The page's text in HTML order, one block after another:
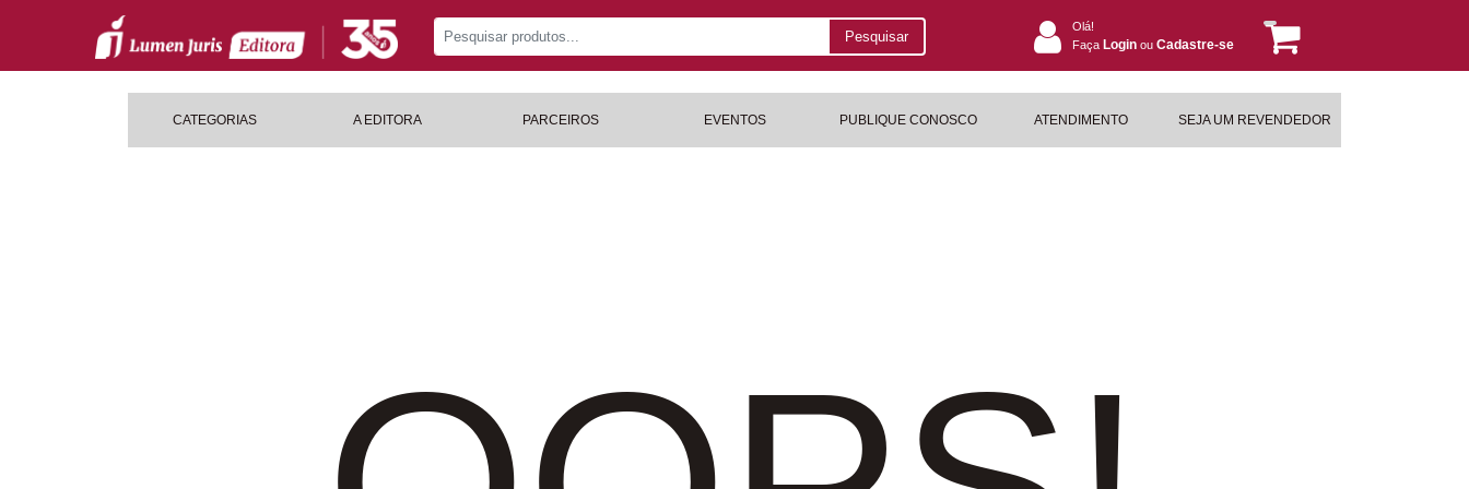
Pesquisar
Olá!
Faça Login ou Cadastre-se
CATEGORIAS A EDITORA PARCEIROS EVENTOS PUBLIQUE CONOSCO ATENDIMENTO SEJA UM REVENDEDOR